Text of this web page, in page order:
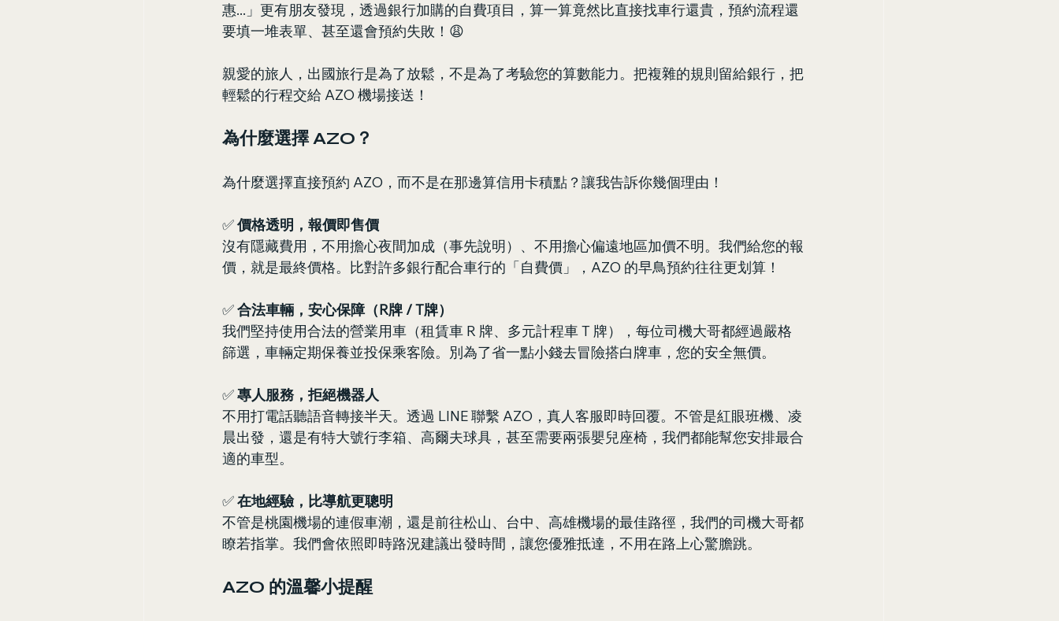
惠...」更有朋友發現，透過銀行加購的自費項目，算一算竟然比直接找車行還貴，預約流程還
要填一堆表單、甚至還會預約失敗！😩
親愛的旅人，出國旅行是為了放鬆，不是為了考驗您的算數能力。把複雜的規則留給銀行，把
輕鬆的行程交給 AZO 機場接送！
為什麼選擇 AZO？
為什麼選擇直接預約 AZO，而不是在那邊算信用卡積點？讓我告訴你幾個理由！
✅ 價格透明，報價即售價
沒有隱藏費用，不用擔心夜間加成（事先說明）、不用擔心偏遠地區加價不明。我們給您的報
價，就是最終價格。比對許多銀行配合車行的「自費價」，AZO 的早鳥預約往往更划算！
✅ 合法車輛，安心保障（R牌 / T牌）
我們堅持使用合法的營業用車（租賃車 R 牌、多元計程車 T 牌），每位司機大哥都經過嚴格
篩選，車輛定期保養並投保乘客險。別為了省一點小錢去冒險搭白牌車，您的安全無價。
✅ 專人服務，拒絕機器人
不用打電話聽語音轉接半天。透過 LINE 聯繫 AZO，真人客服即時回覆。不管是紅眼班機、凌
晨出發，還是有特大號行李箱、高爾夫球具，甚至需要兩張嬰兒座椅，我們都能幫您安排最合
適的車型。
✅ 在地經驗，比導航更聰明
不管是桃園機場的連假車潮，還是前往松山、台中、高雄機場的最佳路徑，我們的司機大哥都
瞭若指掌。我們會依照即時路況建議出發時間，讓您優雅抵達，不用在路上心驚膽跳。
AZO 的溫馨小提醒